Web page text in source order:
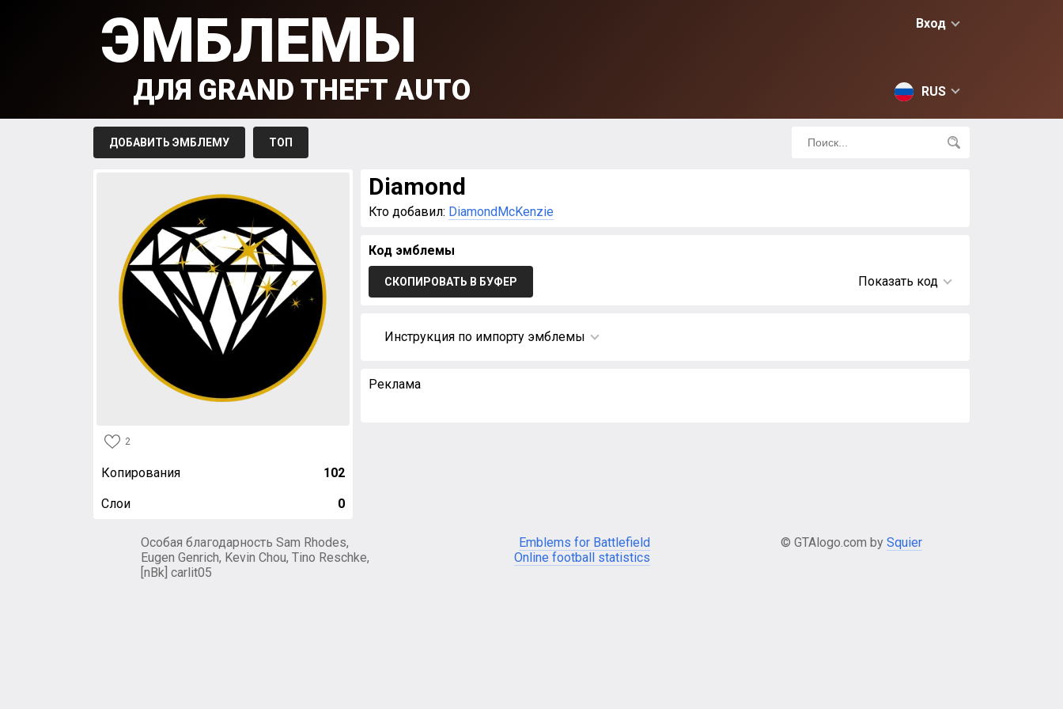
Вход
RUS
ЭМБЛЕМЫ
ДЛЯ GRAND THEFT AUTO
ДОБАВИТЬ ЭМБЛЕМУ ТОП
2
Копирования 102
Слои 0
Diamond
Кто добавил: DiamondMcKenzie
Код эмблемы
СКОПИРОВАТЬ В БУФЕР Показать код
Инструкция по импорту эмблемы
Реклама
Особая благодарность Sam Rhodes,
Eugen Genrich, Kevin Chou, Tino Reschke,
[nBk] carlit05
Emblems for Battlefield
Online football statistics
© GTAlogo.com by Squier